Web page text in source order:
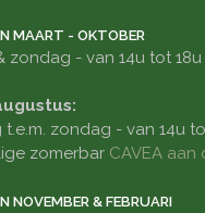
MAART - OKTOBER
zondag - van 14u tot 18u
zondag - van 14u
zomerbar CAVEA aan
NOVEMBER & FEBRUARI